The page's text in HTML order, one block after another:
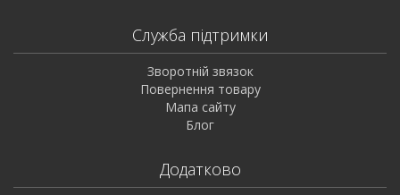
Служба підтримки
Зворотній звязок
Повернення товару
Мапа сайту
Блог
Додатково